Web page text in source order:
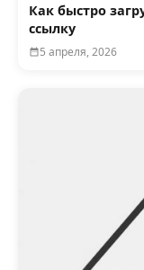
Как быстро
ссылку
5 апреля, 2026